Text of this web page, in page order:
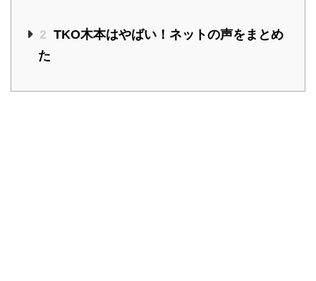
2 TKO木本はやばい！ネットの声をまとめ
た